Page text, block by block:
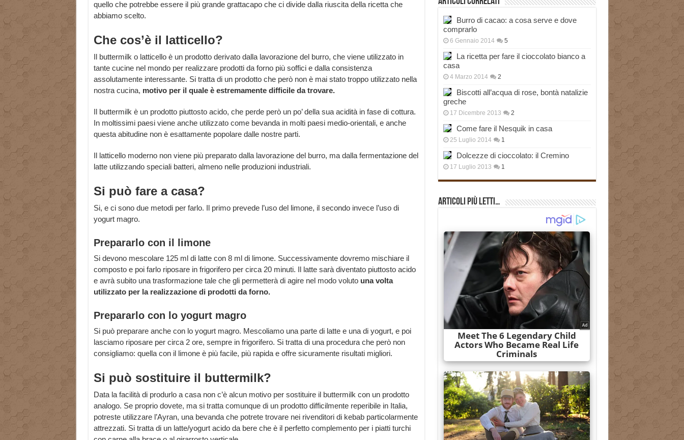
quello che potrebbe essere il più grande grattacapo che ci divide dalla riuscita della ricetta che
abbiamo scelto.
Che cos’è il latticello?
Il buttermilk o latticello è un prodotto derivato dalla lavorazione del burro, che viene utilizzato in
tante cucine nel mondo per realizzare prodotti da forno più soffici e dalla consistenza
assolutamente interessante. Si tratta di un prodotto che però non è mai stato troppo utilizzato nella
nostra cucina, motivo per il quale è estremamente difficile da trovare.
Il buttermilk è un prodotto piuttosto acido, che perde però un po’ della sua acidità in fase di cottura.
In moltissimi paesi viene anche utilizzato come bevanda in molti paesi medio-orientali, e anche
questa abitudine non è esattamente popolare dalle nostre parti.
Il latticello moderno non viene più preparato dalla lavorazione del burro, ma dalla fermentazione del
latte utilizzando speciali batteri, almeno nelle produzioni industriali.
Si può fare a casa?
Si, e ci sono due metodi per farlo. Il primo prevede l’uso del limone, il secondo invece l’uso di
yogurt magro.
Prepararlo con il limone
Si devono mescolare 125 ml di latte con 8 ml di limone. Successivamente dovremo mischiare il
composto e poi farlo riposare in frigorifero per circa 20 minuti. Il latte sarà diventato piuttosto acido
e avrà subito una trasformazione tale che gli permetterà di agire nel modo voluto una volta
utilizzato per la realizzazione di prodotti da forno.
Prepararlo con lo yogurt magro
Si può preparare anche con lo yogurt magro. Mescoliamo una parte di latte e una di yogurt, e poi
lasciamo riposare per circa 2 ore, sempre in frigorifero. Si tratta di una procedura che però non
consigliamo: quella con il limone è più facile, più rapida e offre sicuramente risultati migliori.
Si può sostituire il buttermilk?
Data la facilità di produrlo a casa non c’è alcun motivo per sostituire il buttermilk con un prodotto
analogo. Se proprio dovete, ma si tratta comunque di un prodotto difficilmente reperibile in Italia,
potreste utilizzare l’Ayran, una bevanda che potrete trovare nei rivenditori di kebab particolarmente
attrezzati. Si tratta di un latte/yogurt acido da bere che è il perfetto complemento per i piatti turchi
Burro di cacao: a cosa serve e dove
comprarlo
6 Gennaio 2014 5
La ricetta per fare il cioccolato bianco a
casa
4 Marzo 2014 2
Biscotti all’acqua di rose, bontà natalizie
greche
17 Dicembre 2013 2
Come fare il Nesquik in casa
25 Luglio 2014 1
Dolcezze di cioccolato: il Cremino
17 Luglio 2013 1
Articoli più Letti…